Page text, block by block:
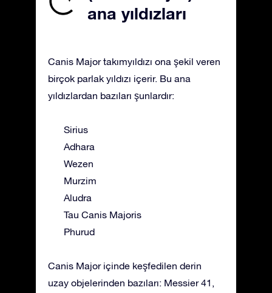
ana yıldızları
Canis Major takımyıldızı ona şekil veren
birçok parlak yıldızı içerir. Bu ana
yıldızlardan bazıları şunlardır:
Sirius
Adhara
Wezen
Murzim
Aludra
Tau Canis Majoris
Phurud
Canis Major içinde keşfedilen derin
uzay objelerinden bazıları: Messier 41,